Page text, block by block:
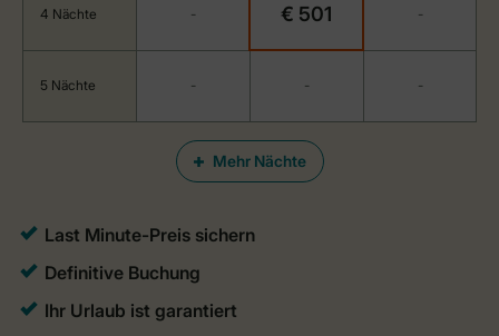
Mehr Nächte
4 Nächte - € 501 -
5 Nächte - - -